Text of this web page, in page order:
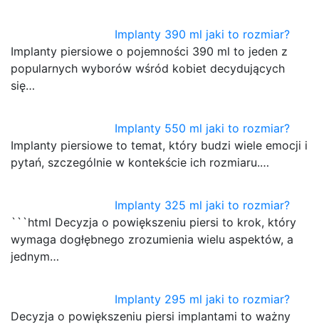
Implanty 390 ml jaki to rozmiar?
Implanty piersiowe o pojemności 390 ml to jeden z
popularnych wyborów wśród kobiet decydujących
się…
Implanty 550 ml jaki to rozmiar?
Implanty piersiowe to temat, który budzi wiele emocji i
pytań, szczególnie w kontekście ich rozmiaru.…
Implanty 325 ml jaki to rozmiar?
```html Decyzja o powiększeniu piersi to krok, który
wymaga dogłębnego zrozumienia wielu aspektów, a
jednym…
Implanty 295 ml jaki to rozmiar?
Decyzja o powiększeniu piersi implantami to ważny